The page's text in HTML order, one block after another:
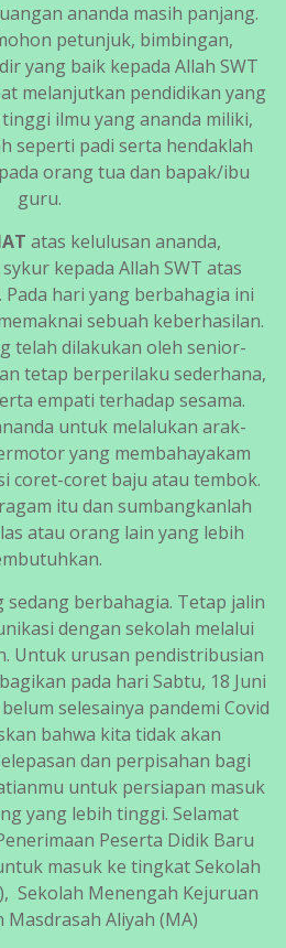
ananda masih panjang.
petunjuk, bimbingan,
yang baik kepada Allah SWT
melanjutkan pendidikan yang
ilmu yang ananda miliki,
seperti padi serta hendaklah
orang tua dan bapak/ibu
guru.
atas kelulusan ananda,
kepada Allah SWT atas
hari yang berbahagia ini
sebuah keberhasilan.
telah dilakukan oleh senior-
tetap berperilaku sederhana,
empati terhadap sesama.
untuk melalukan arak-
yang membahayakam
coret-coret baju atau tembok.
itu dan sumbangkanlah
atau orang lain yang lebih
sedang berbahagia. Tetap jalin
dengan sekolah melalui
Untuk urusan pendistribusian
pada hari Sabtu, 18 Juni
selesainya pandemi Covid
bahwa kita tidak akan
dan perpisahan bagi
untuk persiapan masuk
yang lebih tinggi. Selamat
Peserta Didik Baru
masuk ke tingkat Sekolah
Sekolah Menengah Kejuruan
Masdrasah Aliyah (MA)